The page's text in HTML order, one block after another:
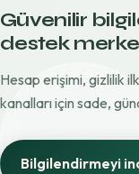
Güvenilir
destek
Hesap erişimi, gizlilik
kanalları için sade,
Bilgilendirmeyi